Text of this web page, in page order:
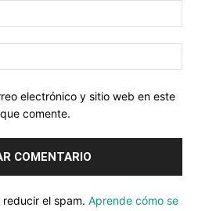
electrónico y sitio web en este
comente.
el spam. Aprende cómo se